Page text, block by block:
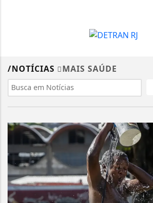
/NOTÍCIAS MAIS SAÚDE